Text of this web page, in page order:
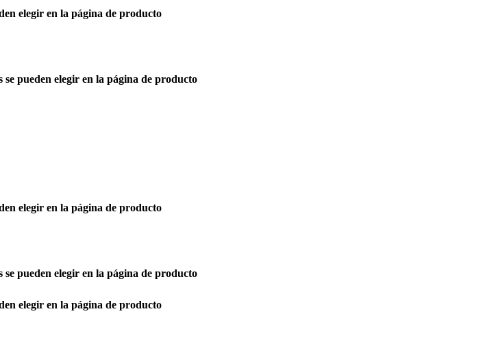
elegir en la página de producto
pueden elegir en la página de producto
elegir en la página de producto
pueden elegir en la página de producto
elegir en la página de producto